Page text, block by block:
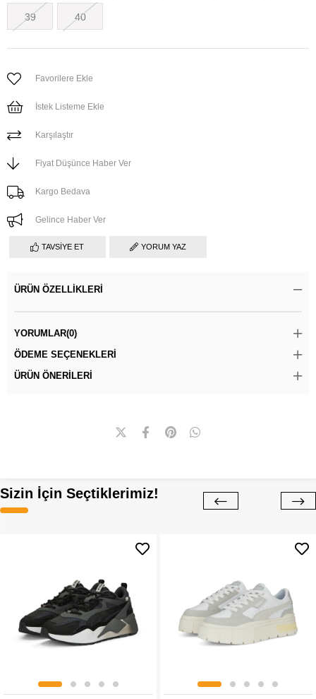
39 40
Favorilere Ekle
İstek Listeme Ekle
Karşılaştır
Fiyat Düşünce Haber Ver
Kargo Bedava
Gelince Haber Ver
TAVSIYE ET YORUM YAZ
ÜRÜN ÖZELLIKLERI
YORUMLAR(0)
ÖDEME SEÇENEKLERI
ÜRÜN ÖNERILERI
Sizin İçin Seçtiklerimiz!